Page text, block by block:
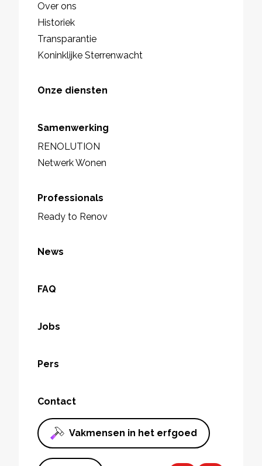
Over ons
Historiek
Transparantie
Koninklijke Sterrenwacht
Onze diensten
Samenwerking
RENOLUTION
Netwerk Wonen
Professionals
Ready to Renov
News
FAQ
Jobs
Pers
Contact
Vakmensen in het erfgoed